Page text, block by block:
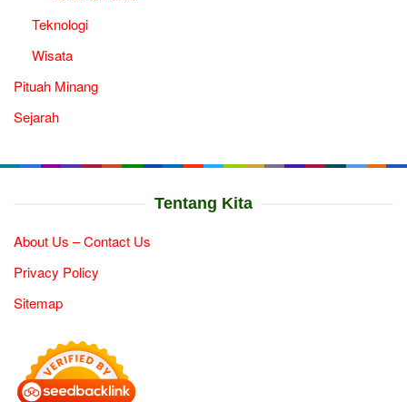
Teknologi
Wisata
Pituah Minang
Sejarah
Tentang Kita
About Us – Contact Us
Privacy Policy
Sitemap